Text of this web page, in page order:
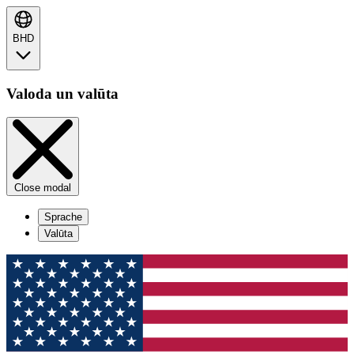
BHD
Valoda un valūta
Close modal
Sprache
Valūta